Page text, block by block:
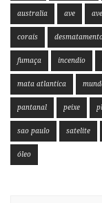
australia ave
corais
fumaça incendio
mata atlantica
pantanal peixe
sao paulo satelite
óleo